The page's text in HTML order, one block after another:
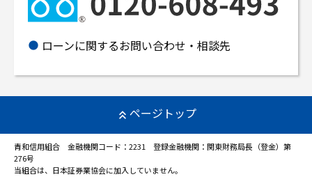
ローンに関するお問い合わせ・相談先
ページトップ
青和信用組合 金融機関コード：2231 登録金融機関：関東財務局長（登金）第
276号
当組合は、日本証券業協会に加入していません。